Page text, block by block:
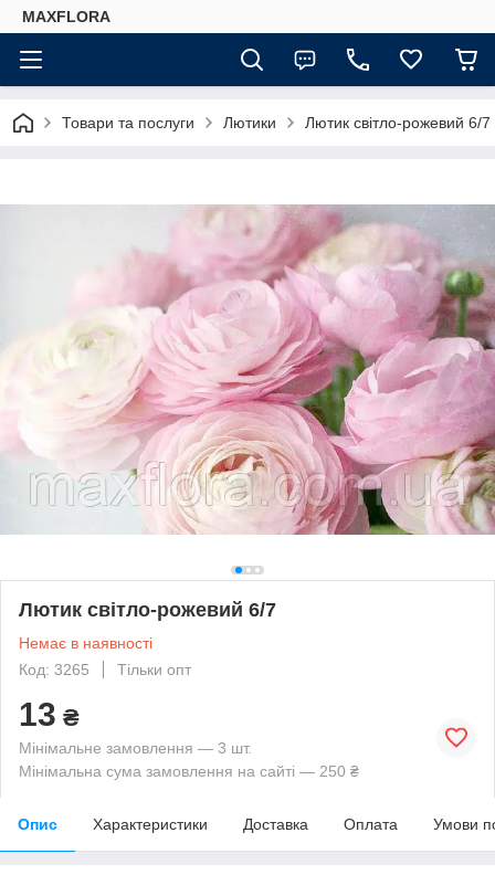
MAXFLORA
Товари та послуги Лютики Лютик світло-рожевий 6/7
Лютик світло-рожевий 6/7
Немає в наявності
Код: 3265
Тільки опт
13 ₴
Мінімальне замовлення — 3 шт.
Мінімальна сума замовлення на сайті — 250 ₴
Опис Характеристики Доставка Оплата Умови